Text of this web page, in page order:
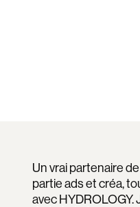
Un vrai partenaire
partie ads et créa,
avec HYDROLOGY.